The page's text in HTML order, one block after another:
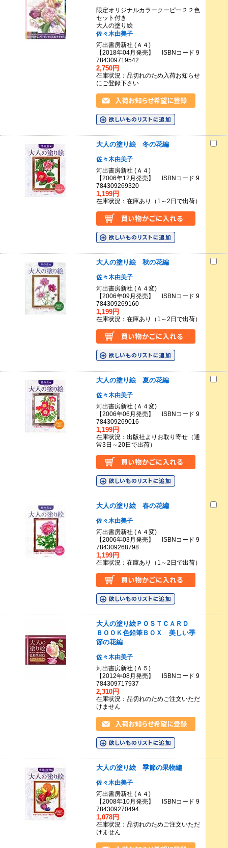
限定オリジナルカラークーピー２２色
セット付き
大人の塗り絵
佐々木由美子
河出書房新社 (Ａ４)
【2018年04月発売】 ISBNコード 9
784309719542
2,750円
在庫状況：品切れのため入荷お知らせ
にご登録下さい
大人の塗り絵 冬の花編
佐々木由美子
河出書房新社 (Ａ４)
【2006年12月発売】 ISBNコード 9
784309269320
1,199円
在庫状況：在庫あり（1～2日で出荷）
大人の塗り絵 秋の花編
佐々木由美子
河出書房新社 (Ａ４変)
【2006年09月発売】 ISBNコード 9
784309269160
1,199円
在庫状況：在庫あり（1～2日で出荷）
大人の塗り絵 夏の花編
佐々木由美子
河出書房新社 (Ａ４変)
【2006年06月発売】 ISBNコード 9
784309269016
1,199円
在庫状況：出版社よりお取り寄せ（通
常3日～20日で出荷）
大人の塗り絵 春の花編
佐々木由美子
河出書房新社 (Ａ４変)
【2006年03月発売】 ISBNコード 9
784309268798
1,199円
在庫状況：在庫あり（1～2日で出荷）
大人の塗り絵ＰＯＳＴＣＡＲＤ
ＢＯＯＫ色鉛筆ＢＯＸ 美しい季
節の花編
佐々木由美子
河出書房新社 (Ａ５)
【2012年08月発売】 ISBNコード 9
784309717937
2,310円
在庫状況：品切れのためご注文いただ
けません
大人の塗り絵 季節の果物編
佐々木由美子
河出書房新社 (Ａ４)
【2008年10月発売】 ISBNコード 9
784309270494
1,078円
在庫状況：品切れのためご注文いただ
けません